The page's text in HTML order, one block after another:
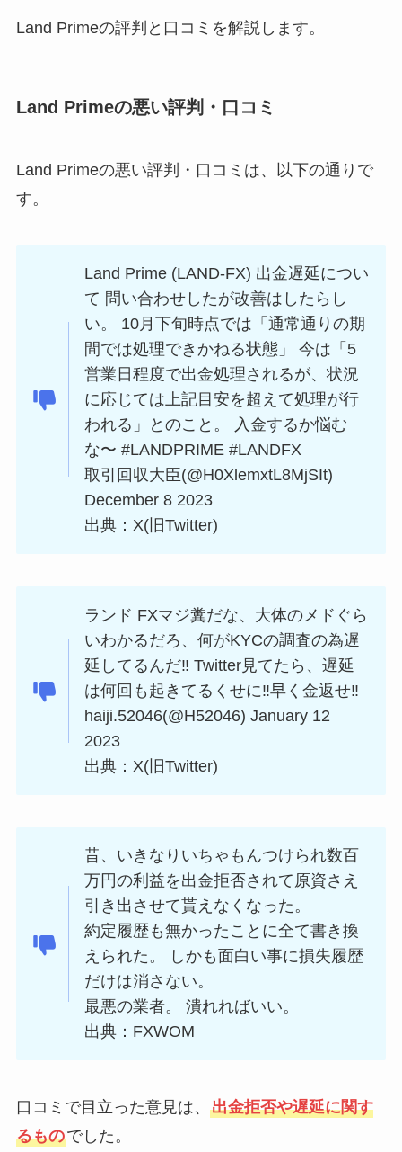
Land Primeの評判と口コミを解説します。
Land Primeの悪い評判・口コミ
Land Primeの悪い評判・口コミは、以下の通りで
す。
Land Prime (LAND-FX) 出金遅延につい
て 問い合わせしたが改善はしたらし
い。 10月下旬時点では「通常通りの期
間では処理できかねる状態」 今は「5
営業日程度で出金処理されるが、状況
に応じては上記目安を超えて処理が行
われる」とのこと。 入金するか悩む
な〜#LANDPRIME #LANDFX
取引回収大臣(@H0XlemxtL8MjSIt)
December 8 2023
出典：X(旧Twitter)
ランド FXマジ糞だな、大体のメドぐら
いわかるだろ、何がKYCの調査の為遅
延してるんだ‼︎ Twitter見てたら、遅延
は何回も起きてるくせに‼︎早く金返せ‼︎
haiji.52046(@H52046) January 12
2023
出典：X(旧Twitter)
昔、いきなりいちゃもんつけられ数百
万円の利益を出金拒否されて原資さえ
引き出させて貰えなくなった。
約定履歴も無かったことに全て書き換
えられた。 しかも面白い事に損失履歴
だけは消さない。
最悪の業者。 潰れればいい。
出典：FXWOM
口コミで目立った意見は、 出金拒否や遅延に関す
るものでした。